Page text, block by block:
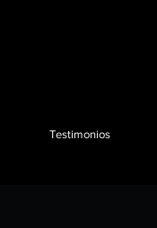
Testimonios